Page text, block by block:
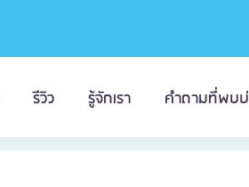
รีวิว รู้จักเรา คำถามที่พบ